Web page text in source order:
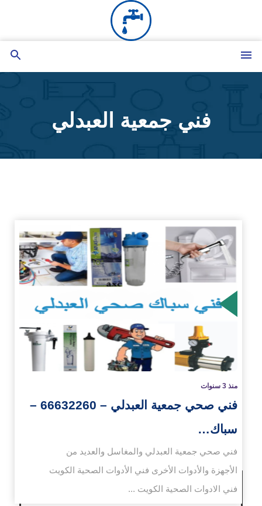
المحتوى
فني جمعية العبدلي
منذ 3 سنوات
فني صحي جمعية العبدلي – 66632260 –
سباك…
فني صحي جمعية العبدلي والمغاسل والعديد من
الأجهزة والأدوات الأخرى فني الأدوات الصحية الكويت
فني الادوات الصحية الكويت ...